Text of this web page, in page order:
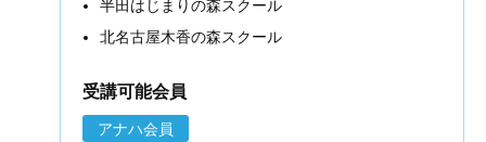
半田はじまりの森スクール
北名古屋木香の森スクール
受講可能会員
アナハ会員